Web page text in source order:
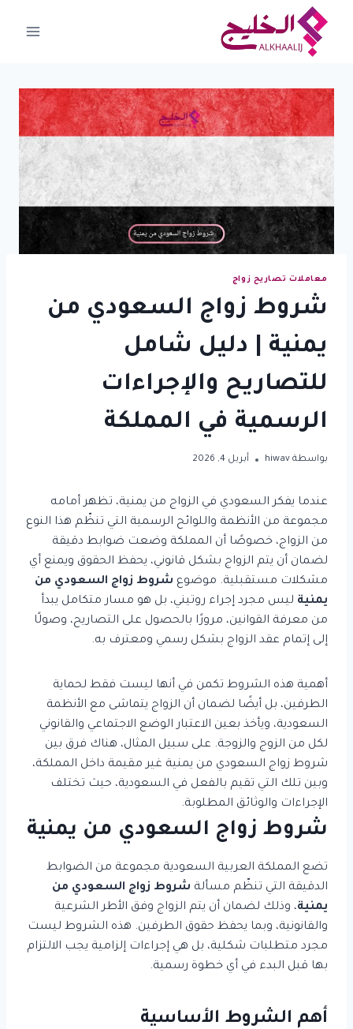
المحتوى
معاملات تصاريح زواج
شروط زواج السعودي من
يمنية | دليل شامل
للتصاريح والإجراءات
الرسمية في المملكة
بواسطة hiwav أبريل 4, 2026
عندما يفكر السعودي في الزواج من يمنية، تظهر أمامه
مجموعة من الأنظمة واللوائح الرسمية التي تنظّم هذا النوع
من الزواج، خصوصًا أن المملكة وضعت ضوابط دقيقة
لضمان أن يتم الزواج بشكل قانوني، يحفظ الحقوق ويمنع أي
مشكلات مستقبلية. موضوع شروط زواج السعودي من
يمنية ليس مجرد إجراء روتيني، بل هو مسار متكامل يبدأ
من معرفة القوانين، مرورًا بالحصول على التصاريح، وصولًا
إلى إتمام عقد الزواج بشكل رسمي ومعترف به.
أهمية هذه الشروط تكمن في أنها ليست فقط لحماية
الطرفين، بل أيضًا لضمان أن الزواج يتماشى مع الأنظمة
السعودية، ويأخذ بعين الاعتبار الوضع الاجتماعي والقانوني
لكل من الزوج والزوجة. على سبيل المثال، هناك فرق بين
شروط زواج السعودي من يمنية غير مقيمة داخل المملكة،
وبين تلك التي تقيم بالفعل في السعودية، حيث تختلف
الإجراءات والوثائق المطلوبة.
شروط زواج السعودي من يمنية
تضع المملكة العربية السعودية مجموعة من الضوابط
الدقيقة التي تنظّم مسألة شروط زواج السعودي من
يمنية، وذلك لضمان أن يتم الزواج وفق الأطر الشرعية
والقانونية، وبما يحفظ حقوق الطرفين. هذه الشروط ليست
مجرد متطلبات شكلية، بل هي إجراءات إلزامية يجب الالتزام
بها قبل البدء في أي خطوة رسمية.
أهم الشروط الأساسية